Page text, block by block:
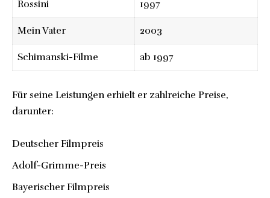
Rossini 1997
Mein Vater 2003
Schimanski-Filme ab 1997
Für seine Leistungen erhielt er zahlreiche Preise,
darunter:
Deutscher Filmpreis
Adolf-Grimme-Preis
Bayerischer Filmpreis